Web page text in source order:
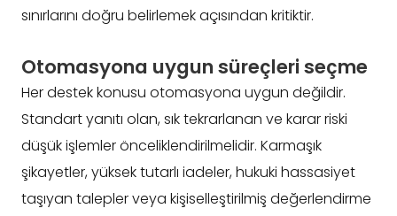
sınırlarını doğru belirlemek açısından kritiktir.
Otomasyona uygun süreçleri seçme
Her destek konusu otomasyona uygun değildir.
Standart yanıtı olan, sık tekrarlanan ve karar riski
düşük işlemler önceliklendirilmelidir. Karmaşık
şikayetler, yüksek tutarlı iadeler, hukuki hassasiyet
taşıyan talepler veya kişiselleştirilmiş değerlendirme